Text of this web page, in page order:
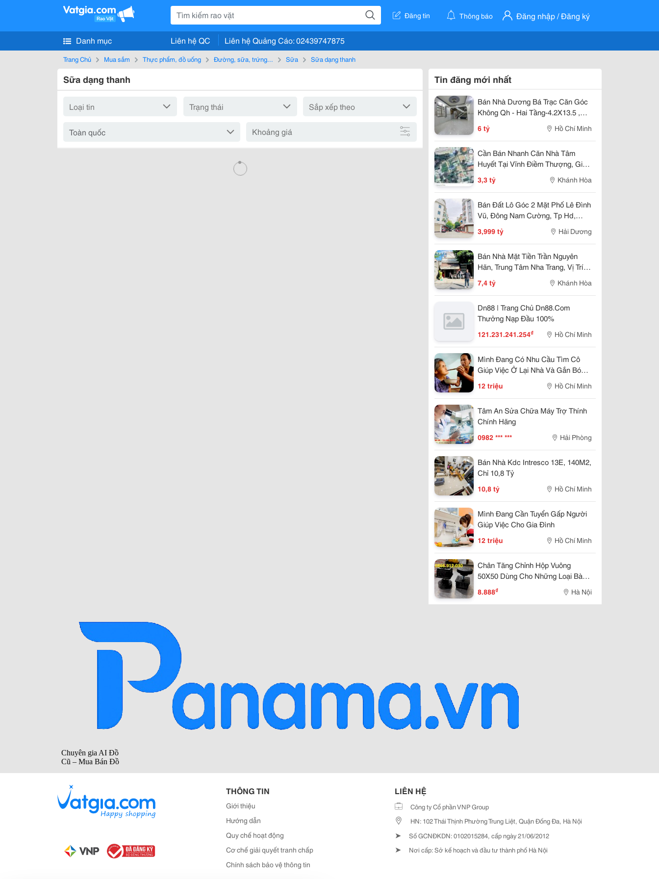
Đăng tin Thông báo Đăng nhập / Đăng ký
Danh mục Liên hệ QC Liên hệ Quảng Cáo: 02439747875
Trang Chủ Mua sắm Thực phẩm, đồ uống Đường, sữa, trứng... Sữa Sữa dạng thanh
Sữa dạng thanh
Khoảng giá
Tin đăng mới nhất
Bán Nhà Dương Bá Trạc Căn Góc
Không Qh - Hai Tầng-4.2X13.5 ,
6 tỷ Hồ Chí Minh
Cần Bán Nhanh Căn Nhà Tâm
Huyết Tại Vĩnh Điềm Thượng, Giá
3,3 tỷ Khánh Hòa
Bán Đất Lô Góc 2 Mặt Phố Lê Đình
Vũ, Đông Nam Cường, Tp Hd,
57.25M2, Đường 13.5M, 3.X Tỷ
3,999 tỷ Hải Dương
Bán Nhà Mặt Tiền Trần Nguyên
Hãn, Trung Tâm Nha Trang, Vị Trí
Kinh Doanh Đẹp, Giá 7,4 Tỷ
7,4 tỷ Khánh Hòa
Dn88 | Trang Chủ Dn88.Com
Thưởng Nạp Đầu 100%
121.231.241.254₫ Hồ Chí Minh
Mình Đang Có Nhu Cầu Tìm Cô
Giúp Việc Ở Lại Nhà Và Gắn Bó
12 triệu Hồ Chí Minh
Tâm An Sửa Chữa Máy Trợ Thính
Chính Hãng
0982 *** *** Hải Phòng
Bán Nhà Kdc Intresco 13E, 140M2,
Chỉ 10,8 Tỷ
10,8 tỷ Hồ Chí Minh
Mình Đang Cần Tuyển Gấp Người
Giúp Việc Cho Gia Đình
12 triệu Hồ Chí Minh
Chân Tăng Chỉnh Hộp Vuông
50X50 Dùng Cho Những Loại Bàn
8.888₫ Hà Nội
THÔNG TIN
Giới thiệu
Hướng dẫn
Quy chế hoạt động
Cơ chế giải quyết tranh chấp
Chính sách bảo vệ thông tin
LIÊN HỆ
Công ty Cổ phần VNP Group
HN: 102 Thái Thịnh Phường Trung Liệt, Quận Đống Đa, Hà Nội
➤ Số GCNĐKDN: 0102015284, cấp ngày 21/06/2012
➤ Nơi cấp: Sở kế hoạch và đầu tư thành phố Hà Nội